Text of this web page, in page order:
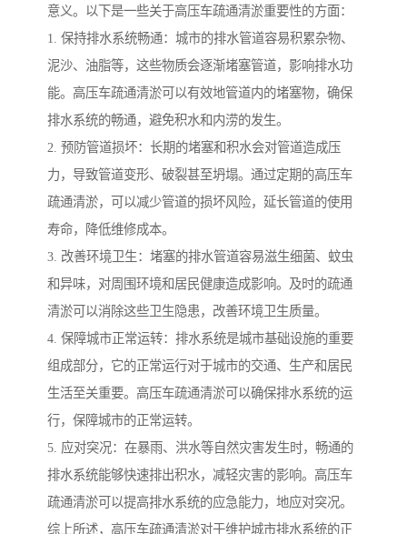
意义。以下是一些关于高压车疏通清淤重要性的方面：
1. 保持排水系统畅通：城市的排水管道容易积累杂物、
泥沙、油脂等，这些物质会逐渐堵塞管道，影响排水功
能。高压车疏通清淤可以有效地管道内的堵塞物，确保
排水系统的畅通，避免积水和内涝的发生。
2. 预防管道损坏：长期的堵塞和积水会对管道造成压
力，导致管道变形、破裂甚至坍塌。通过定期的高压车
疏通清淤，可以减少管道的损坏风险，延长管道的使用
寿命，降低维修成本。
3. 改善环境卫生：堵塞的排水管道容易滋生细菌、蚊虫
和异味，对周围环境和居民健康造成影响。及时的疏通
清淤可以消除这些卫生隐患，改善环境卫生质量。
4. 保障城市正常运转：排水系统是城市基础设施的重要
组成部分，它的正常运行对于城市的交通、生产和居民
生活至关重要。高压车疏通清淤可以确保排水系统的运
行，保障城市的正常运转。
5. 应对突况：在暴雨、洪水等自然灾害发生时，畅通的
排水系统能够快速排出积水，减轻灾害的影响。高压车
疏通清淤可以提高排水系统的应急能力，地应对突况。
综上所述，高压车疏通清淤对于维护城市排水系统的正